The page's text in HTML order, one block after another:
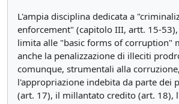
L'ampia disciplina dedicata a
enforcement" (capitolo III, artt. 15-
limita alle "basic forms of corruption"
anche la penalizzazione di illeciti
comunque, strumentali alla
l'appropriazione indebita da parte dei
(art. 17), il millantato credito (art. 18),